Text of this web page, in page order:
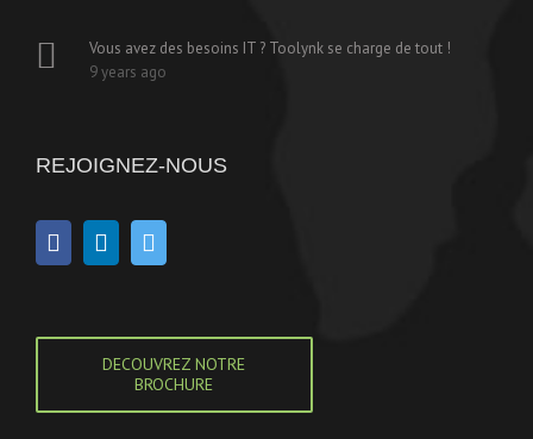
Vous avez des besoins IT ? Toolynk se charge de tout !
9 years ago
REJOIGNEZ-NOUS
DECOUVREZ NOTRE
BROCHURE